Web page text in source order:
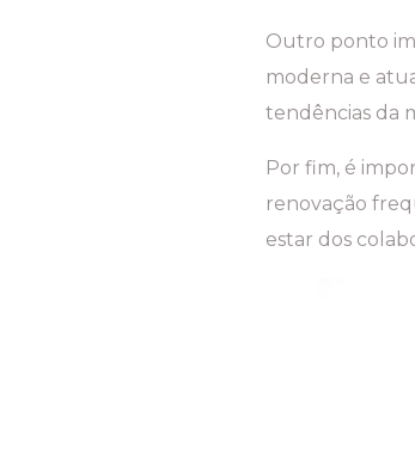
Outro ponto
moderna e
tendências da
Por fim, é
renovação
estar dos